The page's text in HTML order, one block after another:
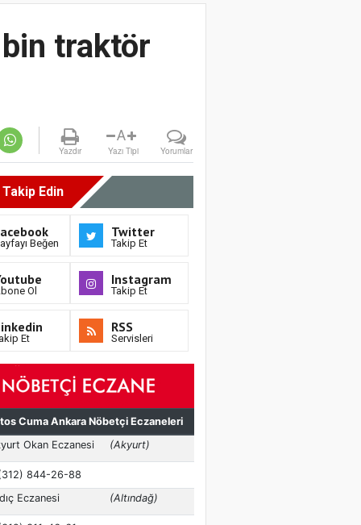
traktör
Yazdır
A
Yazı Tipi Yorumlar
Edin
Beğen
Twitter
Takip Et
Ol
Instagram
Takip Et
Et
RSS
Servisleri